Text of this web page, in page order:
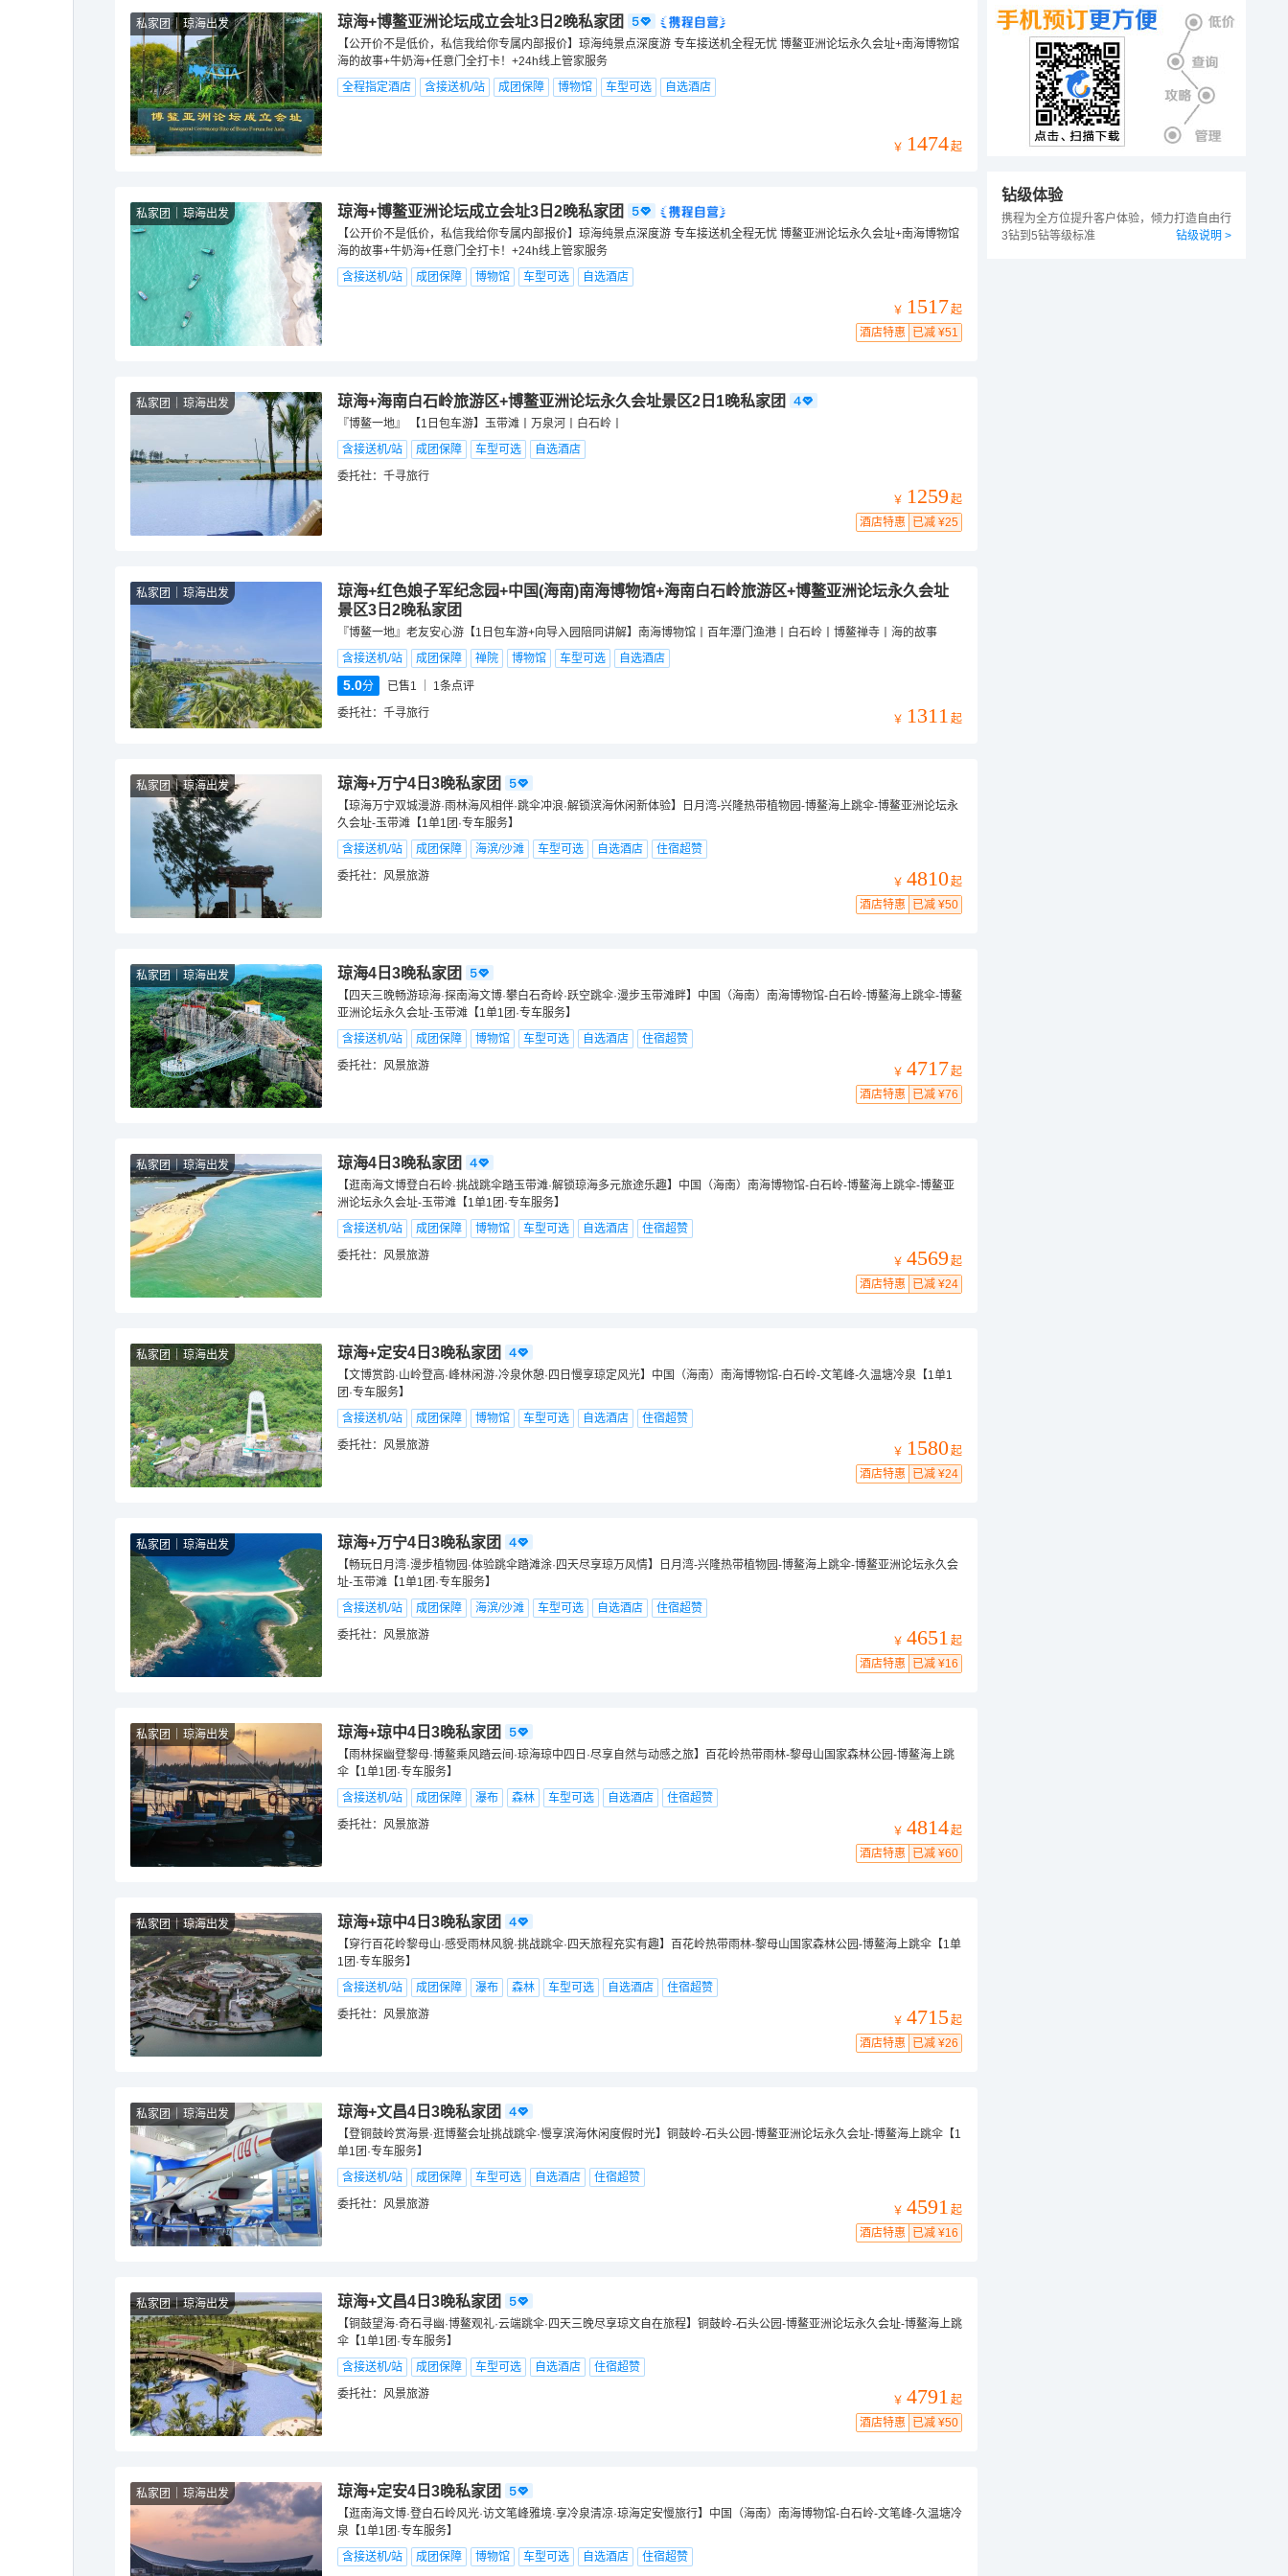
私家团 琼海出发 琼海+博鳌亚洲论坛成立会址3日2晚私家团
【公开价不是低价，私信我给你专属内部报价】琼海纯景点深度游 专车接送机全程无忧 博鳌亚洲论坛永久会址+南海博物馆
海的故事+牛奶海+任意门全打卡！+24h线上管家服务
全程指定酒店
含接送机/站 成团保障 博物馆 车型可选 自选酒店
￥ 1474起
私家团 琼海出发 琼海+博鳌亚洲论坛成立会址3日2晚私家团
【公开价不是低价，私信我给你专属内部报价】琼海纯景点深度游 专车接送机全程无忧 博鳌亚洲论坛永久会址+南海博物馆
海的故事+牛奶海+任意门全打卡！+24h线上管家服务
含接送机/站
成团保障 博物馆 车型可选 自选酒店
￥ 1517起
酒店特惠
已减 ¥51
私家团 琼海出发 琼海+海南白石岭旅游区+博鳌亚洲论坛永久会址景区2日1晚私家团
『博鳌一地』 【1日包车游】玉带滩丨万泉河丨白石岭丨
含接送机/站
成团保障 车型可选
自选酒店
委托社： 千寻旅行
￥ 1259 起
酒店特惠
已减 ¥25
私家团 琼海出发
琼海+红色娘子军纪念园+中国(海南)南海博物馆+海南白石岭旅游区+博鳌亚洲论坛永久会址
景区3日2晚私家团
『博鳌一地』老友安心游【1日包车游+向导入园陪同讲解】南海博物馆丨百年潭门渔港丨白石岭丨博鳌禅寺丨海的故事
含接送机/站
成团保障 禅院 博物馆 车型可选 自选酒店
5.0分 已售1 1条点评
委托社： 千寻旅行 ￥ 1311 起
私家团 琼海出发 琼海+万宁4日3晚私家团
【琼海万宁双城漫游·雨林海风相伴·跳伞冲浪·解锁滨海休闲新体验】日月湾-兴隆热带植物园-博鳌海上跳伞-博鳌亚洲论坛永
久会址-玉带滩【1单1团·专车服务】
含接送机/站
成团保障 海滨/沙滩 车型可选 自选酒店
住宿超赞
委托社： 风景旅游 ￥ 4810起
酒店特惠
已减 ¥50
私家团 琼海出发 琼海4日3晚私家团
【四天三晚畅游琼海·探南海文博·攀白石奇岭·跃空跳伞·漫步玉带滩畔】中国（海南）南海博物馆-白石岭-博鳌海上跳伞-博鳌
亚洲论坛永久会址-玉带滩【1单1团·专车服务】
含接送机/站
成团保障 博物馆 车型可选 自选酒店
住宿超赞
委托社： 风景旅游 ￥ 4717起
酒店特惠
已减 ¥76
私家团 琼海出发 琼海4日3晚私家团
【逛南海文博登白石岭·挑战跳伞踏玉带滩·解锁琼海多元旅途乐趣】中国（海南）南海博物馆-白石岭-博鳌海上跳伞-博鳌亚
洲论坛永久会址-玉带滩【1单1团·专车服务】
含接送机/站
成团保障 博物馆 车型可选 自选酒店
住宿超赞
委托社： 风景旅游 ￥ 4569 起
酒店特惠
已减 ¥24
私家团 琼海出发 琼海+定安4日3晚私家团
【文博赏韵·山岭登高·峰林闲游·冷泉休憩·四日慢享琼定风光】中国（海南）南海博物馆-白石岭-文笔峰-久温塘冷泉【1单1
团·专车服务】
含接送机/站
成团保障 博物馆 车型可选 自选酒店
住宿超赞
委托社： 风景旅游 ￥ 1580起
酒店特惠
已减 ¥24
私家团 琼海出发 琼海+万宁4日3晚私家团
【畅玩日月湾·漫步植物园·体验跳伞踏滩涂·四天尽享琼万风情】日月湾-兴隆热带植物园-博鳌海上跳伞-博鳌亚洲论坛永久会
址-玉带滩【1单1团·专车服务】
含接送机/站
成团保障 海滨/沙滩 车型可选 自选酒店
住宿超赞
委托社： 风景旅游 ￥ 4651 起
酒店特惠
已减 ¥16
私家团 琼海出发 琼海+琼中4日3晚私家团
【雨林探幽登黎母·博鳌乘风踏云间·琼海琼中四日·尽享自然与动感之旅】百花岭热带雨林-黎母山国家森林公园-博鳌海上跳
伞【1单1团·专车服务】
含接送机/站
成团保障 瀑布 森林 车型可选 自选酒店
住宿超赞
委托社： 风景旅游 ￥ 4814起
酒店特惠
已减 ¥60
私家团 琼海出发 琼海+琼中4日3晚私家团
【穿行百花岭黎母山·感受雨林风貌·挑战跳伞·四天旅程充实有趣】百花岭热带雨林-黎母山国家森林公园-博鳌海上跳伞【1单
1团·专车服务】
含接送机/站
成团保障 瀑布 森林 车型可选 自选酒店
住宿超赞
委托社： 风景旅游 ￥ 4715起
酒店特惠
已减 ¥26
私家团 琼海出发 琼海+文昌4日3晚私家团
【登铜鼓岭赏海景·逛博鳌会址挑战跳伞·慢享滨海休闲度假时光】铜鼓岭-石头公园-博鳌亚洲论坛永久会址-博鳌海上跳伞【1
单1团·专车服务】
含接送机/站
成团保障 车型可选 自选酒店
住宿超赞
委托社： 风景旅游 ￥ 4591 起
酒店特惠
已减 ¥16
私家团 琼海出发 琼海+文昌4日3晚私家团
【铜鼓望海·奇石寻幽·博鳌观礼·云端跳伞·四天三晚尽享琼文自在旅程】铜鼓岭-石头公园-博鳌亚洲论坛永久会址-博鳌海上跳
伞【1单1团·专车服务】
含接送机/站
成团保障 车型可选 自选酒店
住宿超赞
委托社： 风景旅游 ￥ 4791 起
酒店特惠
已减 ¥50
私家团 琼海出发 琼海+定安4日3晚私家团
【逛南海文博·登白石岭风光·访文笔峰雅境·享冷泉清凉·琼海定安慢旅行】中国（海南）南海博物馆-白石岭-文笔峰-久温塘冷
泉【1单1团·专车服务】
含接送机/站
成团保障 博物馆 车型可选 自选酒店 住宿超赞
钻级体验
携程为全方位提升客户体验，倾力打造自由行
3钻到5钻等级标准
钻级说明 >